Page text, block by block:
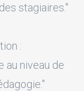
stagiaires."
:
au niveau de